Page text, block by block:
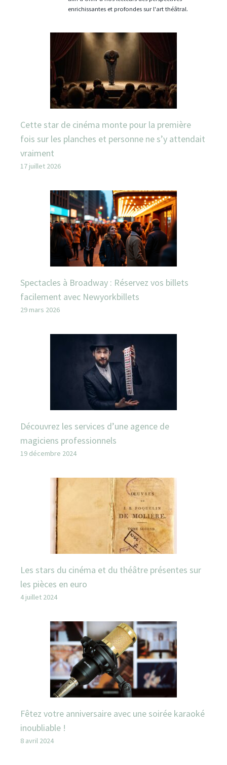
enrichissantes et profondes sur l'art théâtral.
Cette star de cinéma monte pour la première
fois sur les planches et personne ne s’y attendait
vraiment
17 juillet 2026
Spectacles à Broadway : Réservez vos billets
facilement avec Newyorkbillets
29 mars 2026
Découvrez les services d’une agence de
magiciens professionnels
19 décembre 2024
Les stars du cinéma et du théâtre présentes sur
les pièces en euro
4 juillet 2024
Fêtez votre anniversaire avec une soirée karaoké
inoubliable !
8 avril 2024